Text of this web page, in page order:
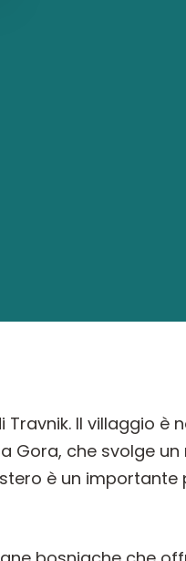
Il villaggio è
Gora, che svolge un
è un importante